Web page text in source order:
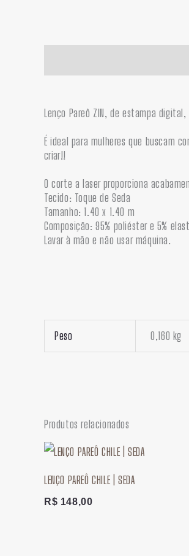
Lenço Pareô ZIN, de estampa
É ideal para mulheres que buscam
criar!!
O corte a laser proporciona
Tecido: Toque de Seda
Tamanho: 1.40 x 1.40 m
Composição: 95% poliéster e 5%
Lavar à mão e não usar máquina.
Peso 0,160 kg
Produtos relacionados
LENÇO PAREÔ CHILE | SEDA
R$ 148,00